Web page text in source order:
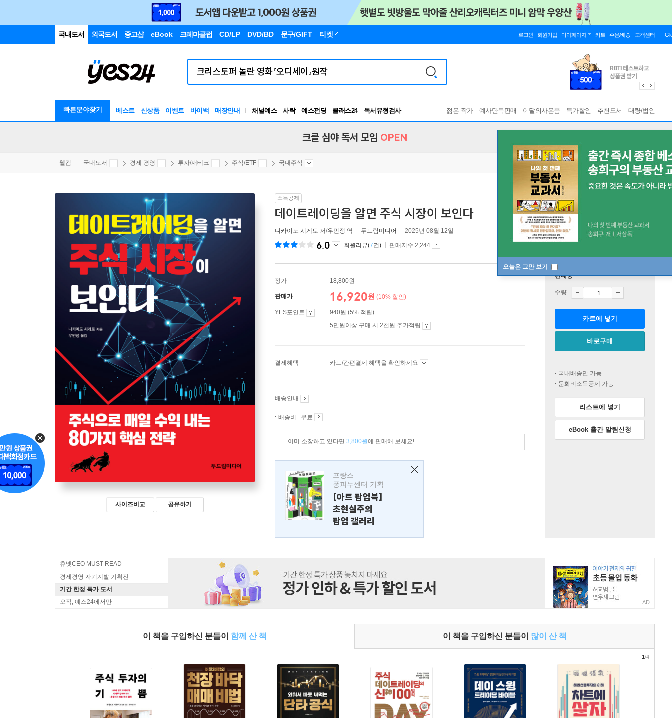
국내도서 외국도서 중고샵 eBook 크레마클럽 CD/LP DVD/BD 문구/GIFT 티켓 로그인 회원가입 마이페이지 카트 주문/배송 고객센터
빠른분야찾기 베스트 신상품 이벤트 바이백 매장안내 채널예스 사락 예스펀딩 클래스24
독서유형검사
RBTI Lab
젊은 작가 예사단독판매 이달의사은품 특가할인 추천도서 대량/법인
오늘은 그만 보기
크클 심야 독서 모임 OPEN
웰컴 국내도서 경제 경영 투자/재테크 주식/ETF 국내주식
사이즈비교 공유하기
소득공제
데이트레이딩을 알면 주식 시장이 보인다
니카이도 시게토 저/우민정 역 두드림미디어 2025년 08월 12일
6.0 회원리뷰(7건) 판매지수 2,244
정가 18,800원
판매가 16,920원 (10% 할인)
YES포인트
940원 (5% 적립)
5만원이상 구매 시 2천원 추가적립
결제혜택 카드/간편결제 혜택을 확인하세요
배송안내
배송비 : 무료
이미 소장하고 있다면 3,800원에 판매해 보세요!
프랑스
퐁피두센터 기획
[아트 팝업북]
초현실주의
팝업 갤러리
판매중
수량
카트에 넣기
바로구매
국내배송만 가능
문화비소득공제 가능
리스트에 넣기
eBook 출간 알림신청
휴넷CEO MUST READ
경제경영 자기계발 기획전
기간 한정 특가 도서
오직, 예스24에서만
AD
이 책을 구입하신 분들이 함께 산 책 이 책을 구입하신 분들이 많이 산 책
1/4